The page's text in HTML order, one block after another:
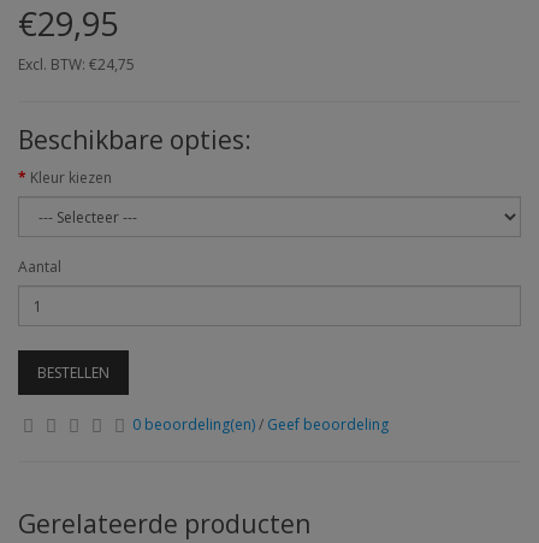
€29,95
Excl. BTW: €24,75
Beschikbare opties:
Kleur kiezen
Aantal
BESTELLEN
0 beoordeling(en)/ Geef beoordeling
Gerelateerde producten